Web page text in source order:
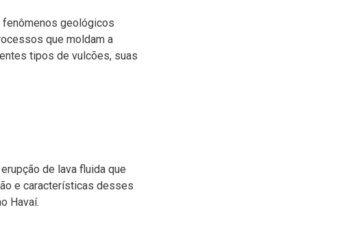
fenômenos geológicos
que moldam a
tipos de vulcões, suas
de lava fluida que
e características desses
Havaí.